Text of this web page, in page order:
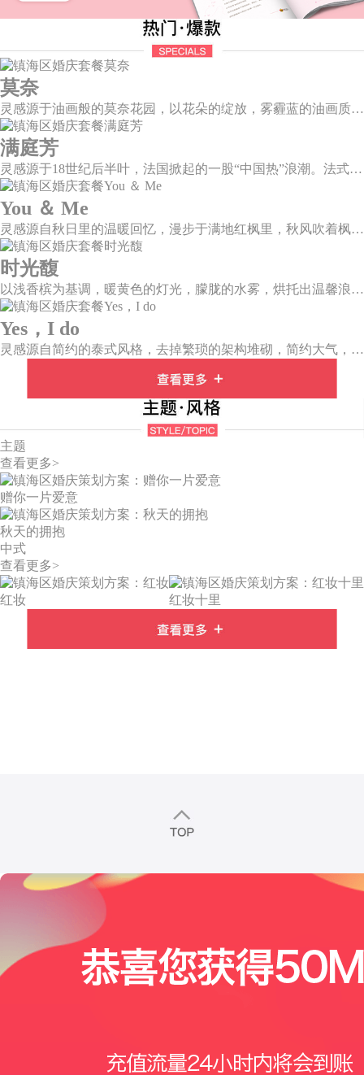
莫奈
灵感源于油画般的莫奈花园，以花朵的绽放，雾霾蓝的油画质感打造，簇拥着花房的精美花艺点缀。在这幽静美好的方寸之地，浪漫正在生长和蔓延，直至永恒。
满庭芳
灵感源于18世纪后半叶，法国掀起的一股“中国热”浪潮。法式华贵糅合了中国风，中西文化元素的精彩碰撞，打造一座绚烂的复古花园，让浪漫婚礼增添了一份优雅气质。
You ＆ Me
灵感源自秋日里的温暖回忆，漫步于满地红枫里，秋风吹着枫叶飒飒作响，我看着漫天的霞光，脑海里灵感渐渐浮现，希望绘出一场如秋意般温柔的婚礼，将所有的美好定格于此。
时光馥
以浅香槟为基调，暖黄色的灯光，朦胧的水雾，烘托出温馨浪漫的唯美场景，干净的大型道具布搭配白色香槟色的花艺，让新人和来宾们都能陶醉在幸福梦幻的氛围中。
Yes，I do
灵感源自简约的泰式风格，去掉繁琐的架构堆砌，简约大气，雪山白与玛莎拉红的色彩碰撞，打造一种温馨明亮的感觉。
主题
查看更多>
赠你一片爱意
秋天的拥抱
中式
查看更多>
红妆 红妆十里